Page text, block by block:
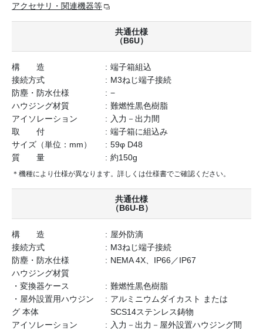
アクセサリ・関連機器等
共通仕様
（B6U）
構 造
端子箱組込
接続方式
M3ねじ端子接続
防塵・防水仕様
−
ハウジング材質
難燃性黒色樹脂
アイソレーション
入力－出力間
取 付
端子箱に組込み
サイズ（単位：mm）
59φ D48
質 量
約150g
＊機種により仕様が異なります。詳しくは仕様書でご確認ください。
共通仕様
（B6U-B）
構 造
屋外防滴
接続方式
M3ねじ端子接続
防塵・防水仕様
NEMA 4X、IP66／IP67
ハウジング材質
・変換器ケース
難燃性黒色樹脂
・屋外設置用ハウジン
グ 本体
アルミニウムダイカスト または
SCS14ステンレス鋳物
アイソレーション
入力－出力－屋外設置ハウジング間